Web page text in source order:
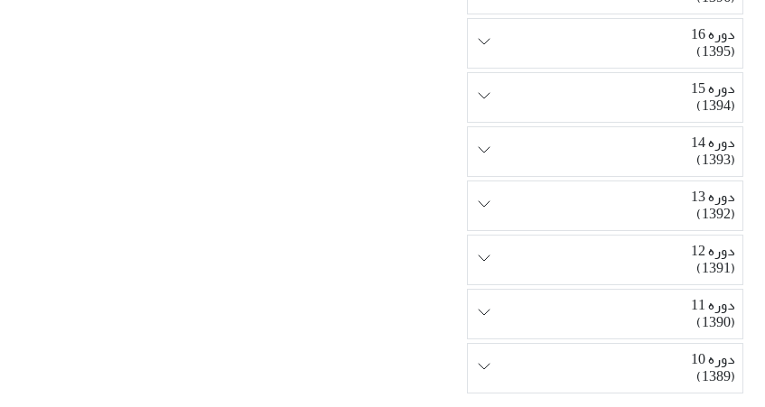
دوره 16
(1395)
دوره 15
(1394)
دوره 14
(1393)
دوره 13
(1392)
دوره 12
(1391)
دوره 11
(1390)
دوره 10
(1389)